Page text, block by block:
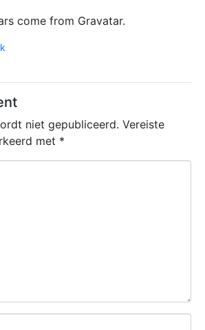
come from Gravatar.
niet gepubliceerd. Vereiste
met *